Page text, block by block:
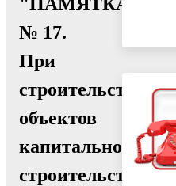
№ 17.
При
строительстве
объектов
капитального
строительства